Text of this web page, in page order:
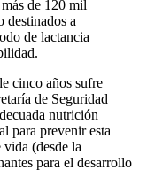
de 120 mil
destinados a
de lactancia
cinco años sufre
de Seguridad
nutrición
para prevenir esta
(desde la
para el desarrollo